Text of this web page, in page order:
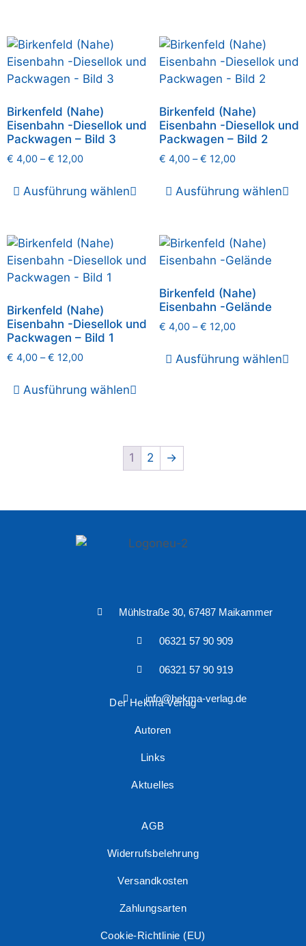
Birkenfeld (Nahe)
Eisenbahn -Diesellok und
Packwagen – Bild 3
€ 4,00 –€ 12,00
Ausführung wählen
Birkenfeld (Nahe)
Eisenbahn -Diesellok und
Packwagen – Bild 2
€ 4,00–€ 12,00
Ausführung wählen
Birkenfeld (Nahe)
Eisenbahn -Diesellok und
Packwagen – Bild 1
€ 4,00 –€ 12,00
Ausführung wählen
Birkenfeld (Nahe)
Eisenbahn -Gelände
€ 4,00–€ 12,00
Ausführung wählen
1 2 →
Mühlstraße 30, 67487 Maikammer
06321 57 90 909
06321 57 90 919
info@hekma-verlag.de
Der Hekma Verlag
Autoren
Links
Aktuelles
AGB
Widerrufsbelehrung
Versandkosten
Zahlungsarten
Cookie-Richtlinie (EU)